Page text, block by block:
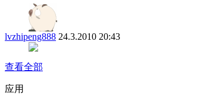
lvzhipeng888 24.3.2010 20:43
查看全部
应用